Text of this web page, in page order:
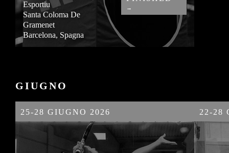
Esportiu
Santa Coloma De
Gramenet
Barcelona, Spagna
→
GIUGNO
25-28 GIUGNO 2026 22-28